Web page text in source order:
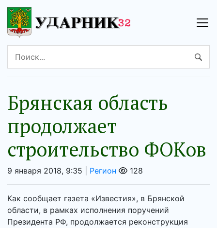
Брянская область
продолжает
строительство ФОКов
9 января 2018, 9:35 | Регион 128
Как сообщает газета «Известия», в Брянской
области, в рамках исполнения поручений
Президента РФ, продолжается реконструкция